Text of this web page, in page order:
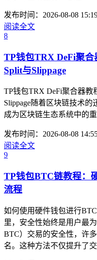
发布时间：2026-08-08
阅读全文
8
TP钱包TRX DeFi聚
Split与Slippage
TP钱包TRX DeFi聚合器教
Slippage随着区块链技术
成为区块链生态系统中的
发布时间：2026-08-08
阅读全文
9
TP钱包BTC链教程：
流程
如何使用硬件钱包进行
里，安全性始终是用户最
BTC）交易的安全性，许
名。这种方法不仅提升了